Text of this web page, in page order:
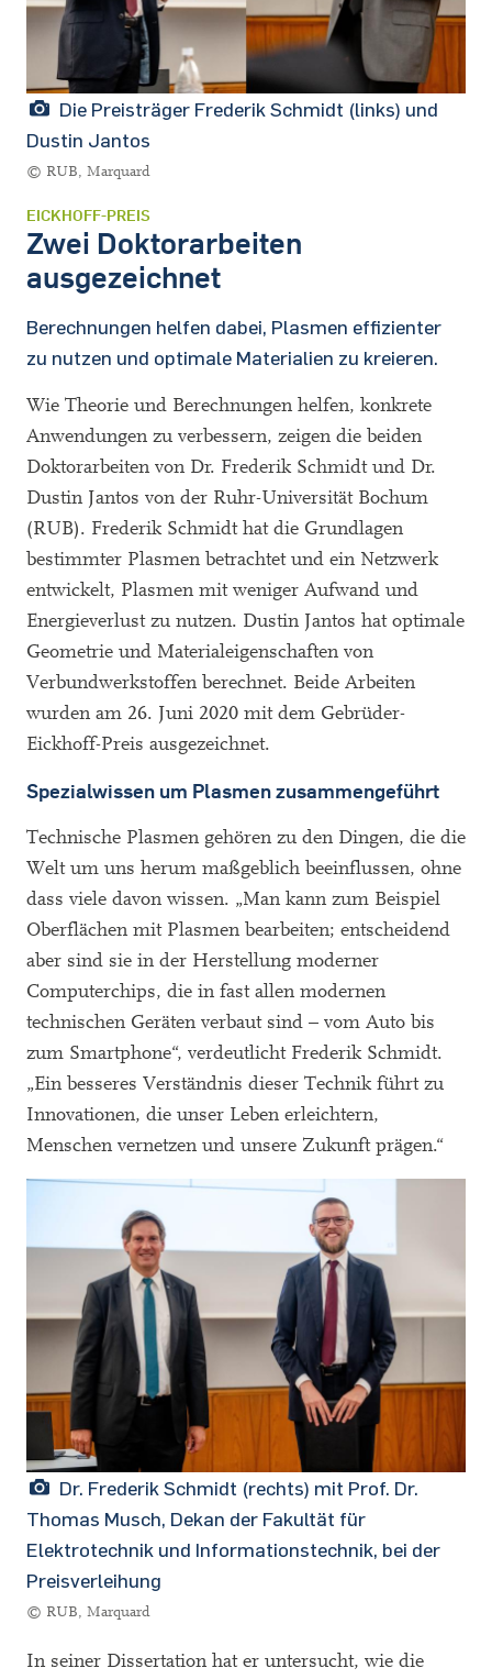
Die Preisträger Frederik Schmidt (links) und
Dustin Jantos
© RUB, Marquard
EICKHOFF-PREIS
Zwei Doktorarbeiten
ausgezeichnet
Berechnungen helfen dabei, Plasmen effizienter
zu nutzen und optimale Materialien zu kreieren.
Wie Theorie und Berechnungen helfen, konkrete
Anwendungen zu verbessern, zeigen die beiden
Doktorarbeiten von Dr. Frederik Schmidt und Dr.
Dustin Jantos von der Ruhr-Universität Bochum
(RUB). Frederik Schmidt hat die Grundlagen
bestimmter Plasmen betrachtet und ein Netzwerk
entwickelt, Plasmen mit weniger Aufwand und
Energieverlust zu nutzen. Dustin Jantos hat optimale
Geometrie und Materialeigenschaften von
Verbundwerkstoffen berechnet. Beide Arbeiten
wurden am 26. Juni 2020 mit dem Gebrüder-
Eickhoff-Preis ausgezeichnet.
Spezialwissen um Plasmen zusammengeführt
Technische Plasmen gehören zu den Dingen, die die
Welt um uns herum maßgeblich beeinflussen, ohne
dass viele davon wissen. „Man kann zum Beispiel
Oberflächen mit Plasmen bearbeiten; entscheidend
aber sind sie in der Herstellung moderner
Computerchips, die in fast allen modernen
technischen Geräten verbaut sind – vom Auto bis
zum Smartphone“, verdeutlicht Frederik Schmidt.
„Ein besseres Verständnis dieser Technik führt zu
Innovationen, die unser Leben erleichtern,
Menschen vernetzen und unsere Zukunft prägen.“
Dr. Frederik Schmidt (rechts) mit Prof. Dr.
Thomas Musch, Dekan der Fakultät für
Elektrotechnik und Informationstechnik, bei der
Preisverleihung
© RUB, Marquard
In seiner Dissertation hat er untersucht, wie die